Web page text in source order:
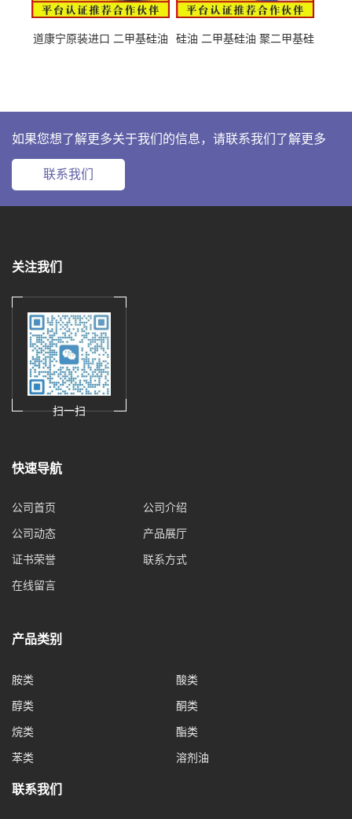
道康宁原装进口 二甲基硅油
硅油 二甲基硅油 聚二甲基硅
如果您想了解更多关于我们的信息，请联系我们了解更多
联系我们
关注我们
扫一扫
快速导航
公司首页 公司介绍
公司动态 产品展厅
证书荣誉 联系方式
在线留言
产品类别
胺类 酸类
醇类 酮类
烷类 酯类
苯类 溶剂油
联系我们